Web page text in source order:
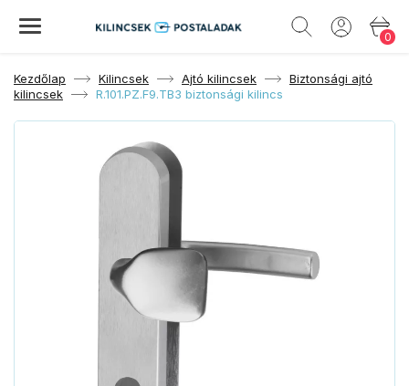
0
Kezdőlap Kilincsek Ajtó kilincsek
Biztonsági ajtó
kilincsek
R.101.PZ.F9.TB3 biztonsági kilincs